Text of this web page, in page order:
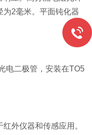
为2毫米。平面钝化器
电二极管，安装在TO5
外仪器和传感应用。